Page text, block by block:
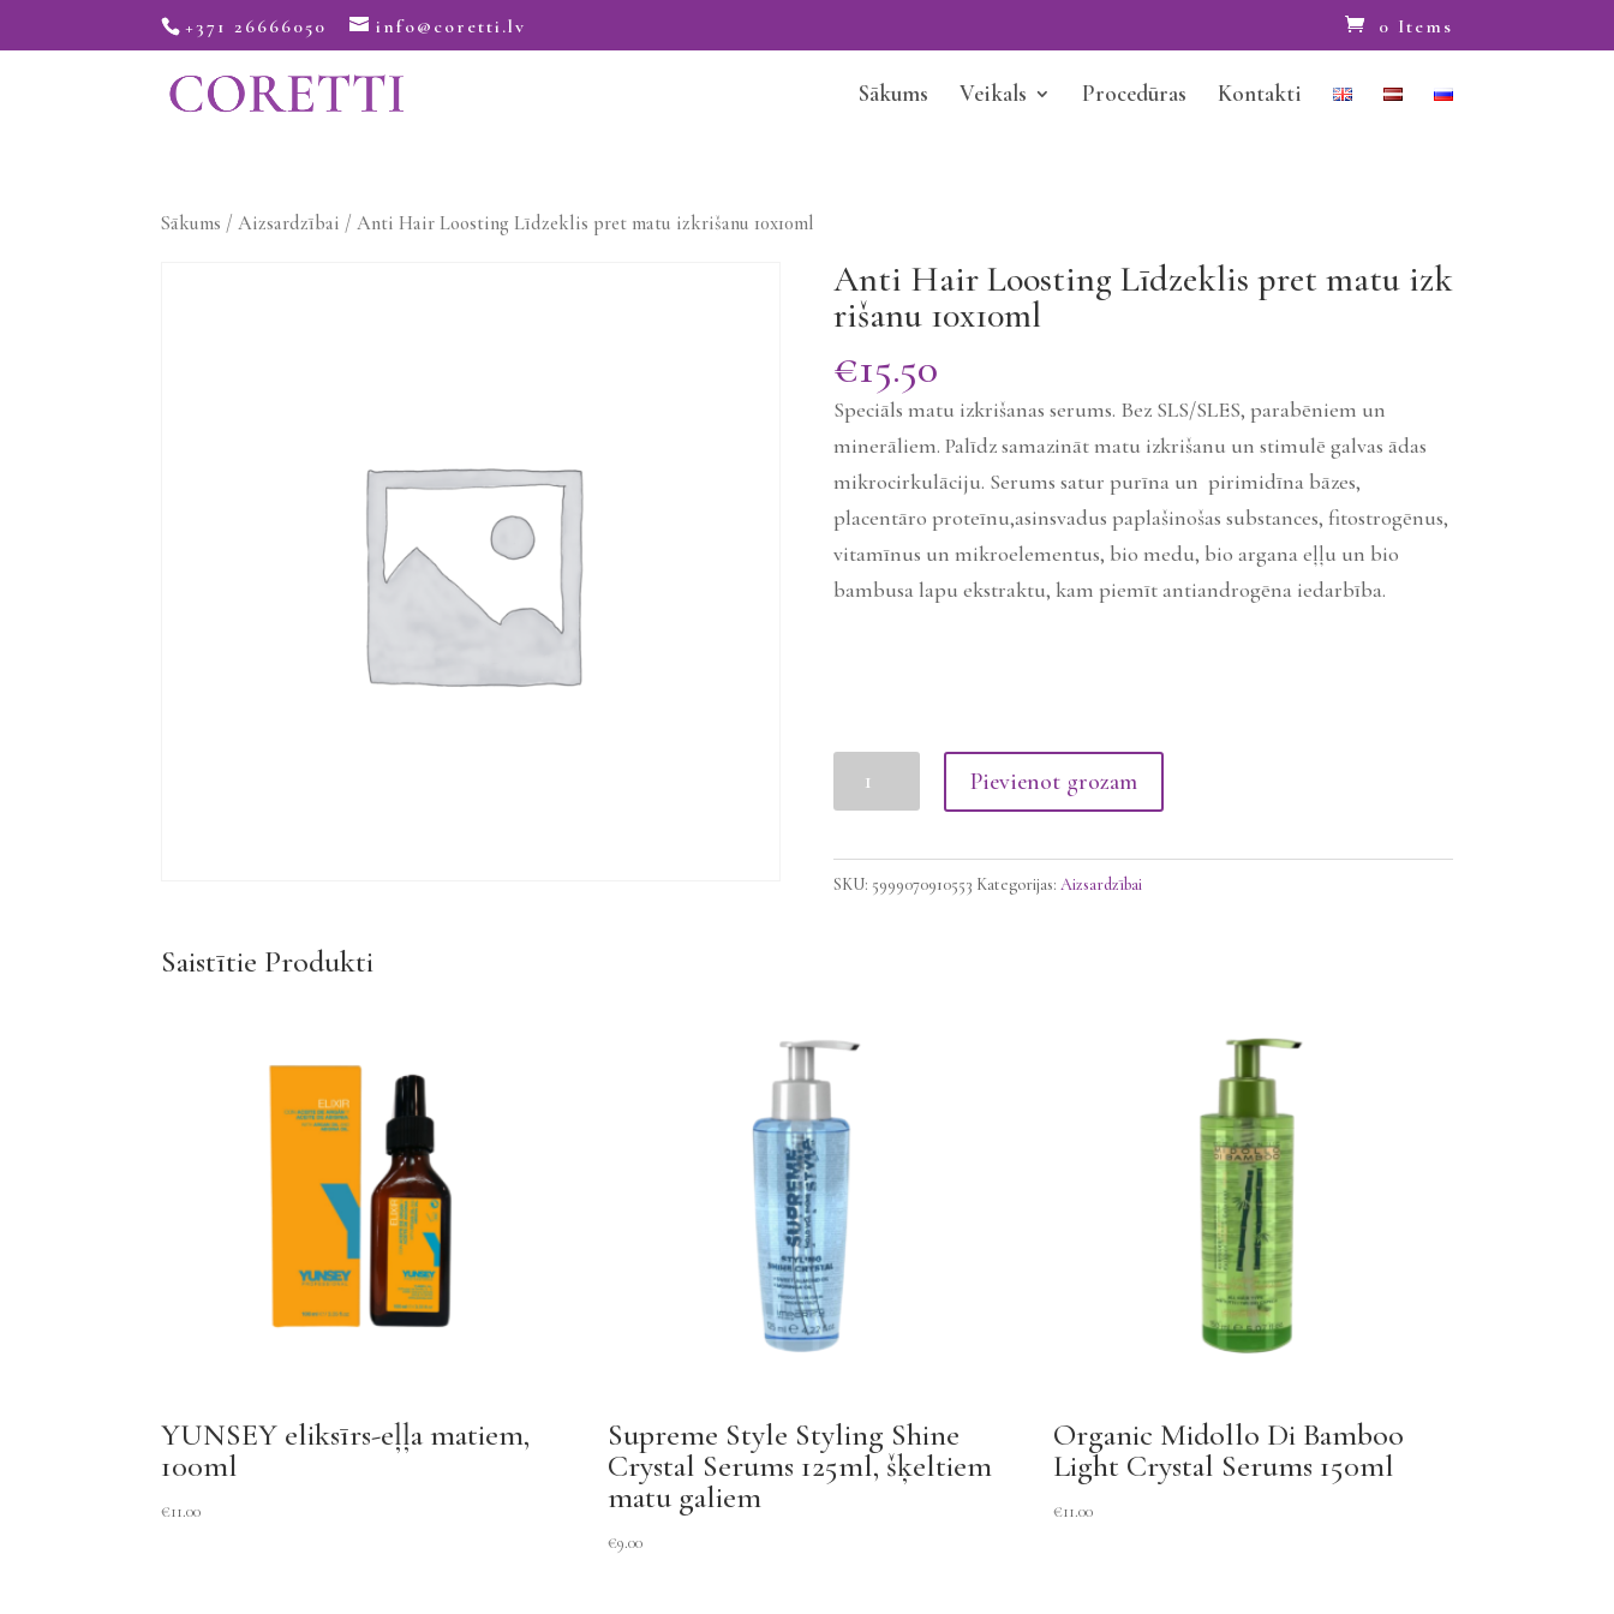
+371 26666050 info@coretti.lv 0 Items
Sākums Veikals Procedūras Kontakti
Sākums /Aizsardzībai / Anti Hair Loosting Līdzeklis pret matu izkrišanu 10x10ml
Anti Hair Loosting Līdzeklis pret matu izk
rišanu 10x10ml
€15.50
Speciāls matu izkrišanas serums. Bez SLS/SLES, parabēniem un
minerāliem. Palīdz samazināt matu izkrišanu un stimulē galvas ādas
mikrocirkulāciju. Serums satur purīna un pirimidīna bāzes,
placentāro proteīnu,asinsvadus paplašinošas substances, fitostrogēnus,
vitamīnus un mikroelementus, bio medu, bio argana eļļu un bio
bambusa lapu ekstraktu, kam piemīt antiandrogēna iedarbība.
Anti Hair Loosting Līdzeklis pret matu izkrišanu 10x10ml
daudzums
Pievienot grozam
SKU: 5999070910553 Kategorijas: Aizsardzībai
Saistītie Produkti
YUNSEY eliksīrs-eļļa matiem,
100ml
€11.00
Supreme Style Styling Shine
Crystal Serums 125ml, šķeltiem
matu galiem
€9.00
Organic Midollo Di Bamboo
Light Crystal Serums 150ml
€11.00